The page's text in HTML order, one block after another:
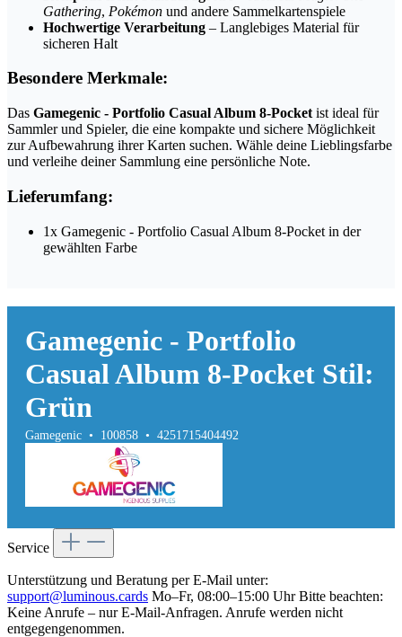
Gathering, Pokémon und andere Sammelkartenspiele
Hochwertige Verarbeitung – Langlebiges Material für
sicheren Halt
Besondere Merkmale:
Das Gamegenic - Portfolio Casual Album 8-Pocket ist ideal für
Sammler und Spieler, die eine kompakte und sichere Möglichkeit
zur Aufbewahrung ihrer Karten suchen. Wähle deine Lieblingsfarbe
und verleihe deiner Sammlung eine persönliche Note.
Lieferumfang:
1x Gamegenic - Portfolio Casual Album 8-Pocket in der
gewählten Farbe
Gamegenic - Portfolio
Casual Album 8-Pocket Stil:
Grün
Gamegenic • 100858 • 4251715404492
Service
Unterstützung und Beratung per E-Mail unter:
support@luminous.cards Mo–Fr, 08:00–15:00 Uhr Bitte beachten:
Keine Anrufe – nur E-Mail-Anfragen. Anrufe werden nicht
entgegengenommen.